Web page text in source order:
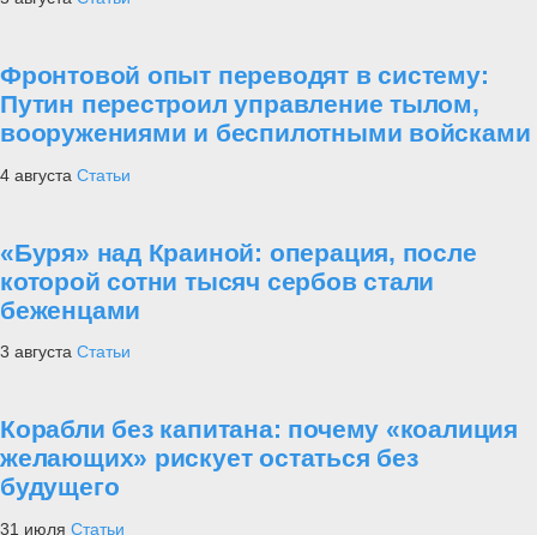
Фронтовой опыт переводят в систему:
Путин перестроил управление тылом,
вооружениями и беспилотными войсками
4 августа Статьи
«Буря» над Краиной: операция, после
которой сотни тысяч сербов стали
беженцами
3 августа Статьи
Корабли без капитана: почему «коалиция
желающих» рискует остаться без
будущего
31 июля Статьи